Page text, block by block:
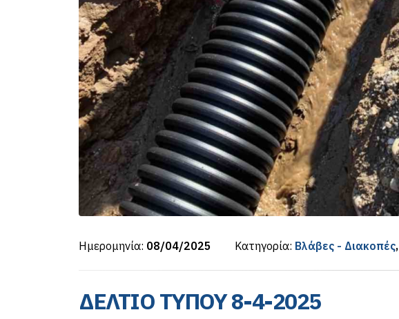
Ημερομηνία: 08/04/2025 Κατηγορία: Βλάβες - Διακοπές,
ΔΕΛΤΙΟ ΤΥΠΟΥ 8-4-2025